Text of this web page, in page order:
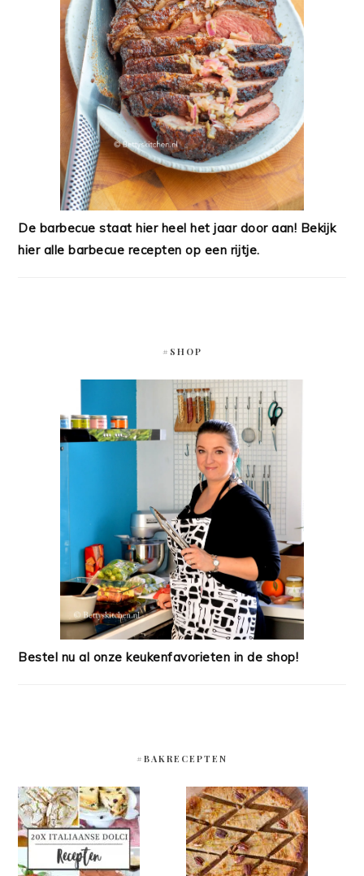
De barbecue staat hier heel het jaar door aan! Bekijk
hier alle barbecue recepten op een rijtje.
#SHOP
Bestel nu al onze keukenfavorieten in de shop!
#BAKRECEPTEN